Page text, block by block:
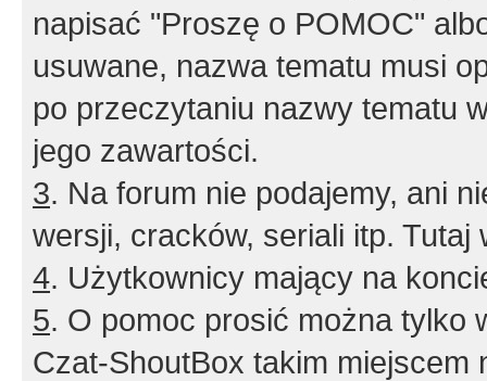
napisać "Proszę o POMOC"
usuwane, nazwa tematu musi
po przeczytaniu nazwy tematu
jego zawartości.
3. Na forum nie podajemy, ani
wersji, cracków, seriali itp. Tutaj
4. Użytkownicy mający na
5. O pomoc prosić można tylko
Czat-ShoutBox takim miejscem